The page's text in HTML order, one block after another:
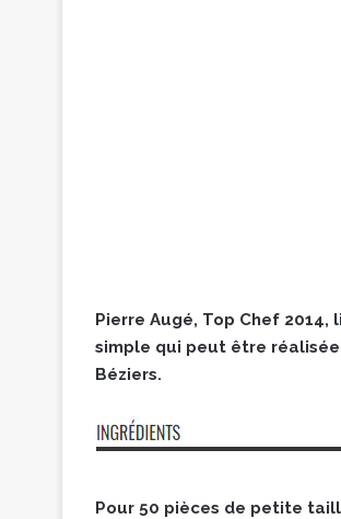
Pierre Augé, Top Chef
simple qui peut être
Béziers.
Pour 50 pièces de petite